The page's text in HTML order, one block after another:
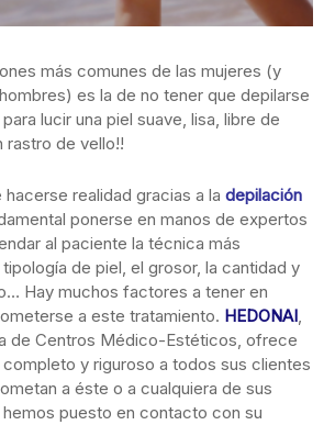
más comunes de las mujeres (y
es la de no tener que depilarse
lucir una piel suave, lisa, libre de
rastro de vello!!
realidad gracias a la depilación
ponerse en manos de expertos
al paciente la técnica más
de piel, el grosor, la cantidad y
Hay muchos factores a tener en
a este tratamiento. HEDONAI,
de Centros Médico-Estéticos, ofrece
y riguroso a todos sus clientes
a éste o a cualquiera de sus
puesto en contacto con su